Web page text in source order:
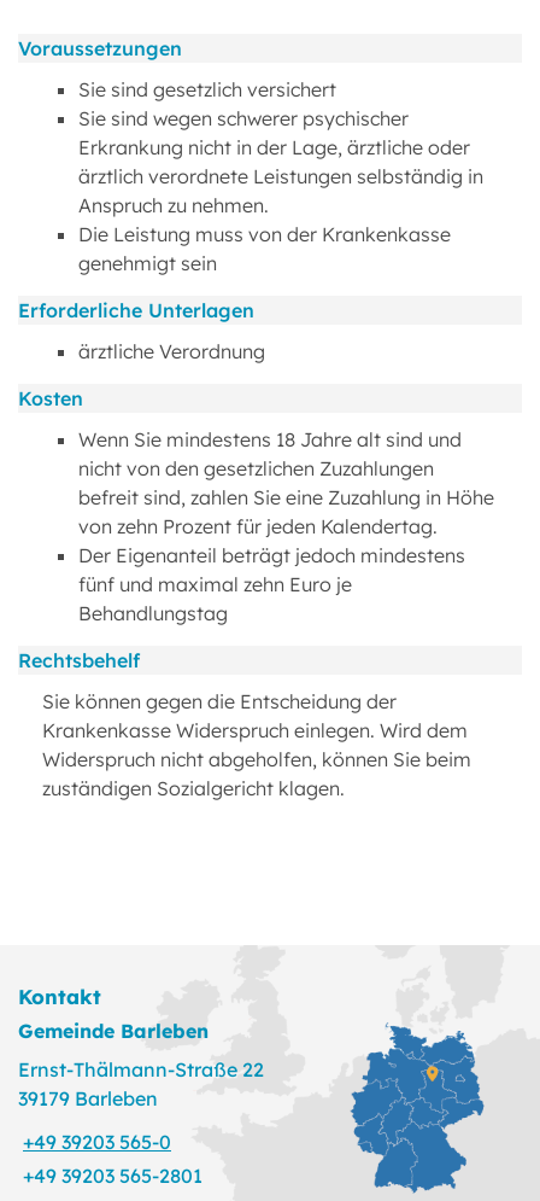
Voraussetzungen
Sie sind gesetzlich versichert
Sie sind wegen schwerer psychischer
Erkrankung nicht in der Lage, ärztliche oder
ärztlich verordnete Leistungen selbständig in
Anspruch zu nehmen.
Die Leistung muss von der Krankenkasse
genehmigt sein
Erforderliche Unterlagen
ärztliche Verordnung
Kosten
Wenn Sie mindestens 18 Jahre alt sind und
nicht von den gesetzlichen Zuzahlungen
befreit sind, zahlen Sie eine Zuzahlung in Höhe
von zehn Prozent für jeden Kalendertag.
Der Eigenanteil beträgt jedoch mindestens
fünf und maximal zehn Euro je
Behandlungstag
Rechtsbehelf
Sie können gegen die Entscheidung der
Krankenkasse Widerspruch einlegen. Wird dem
Widerspruch nicht abgeholfen, können Sie beim
zuständigen Sozialgericht klagen.
Kontakt
Gemeinde Barleben
Ernst-Thälmann-Straße 22
39179 Barleben
+49 39203 565-0
+49 39203 565-2801